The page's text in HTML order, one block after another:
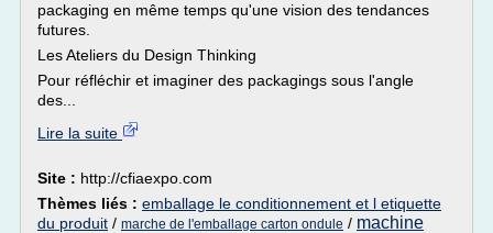
packaging en même temps qu'une vision des tendances
futures.
Les Ateliers du Design Thinking
Pour réfléchir et imaginer des packagings sous l'angle
des...
Lire la suite
Site : http://cfiaexpo.com
Thèmes liés : emballage le conditionnement et l etiquette
du produit / marche de l'emballage carton ondule / machine